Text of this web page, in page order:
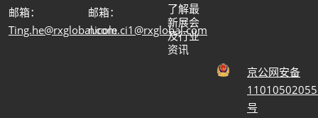
邮箱：
Ting.he@rxglobal.com
邮箱：
nicole.ci1@rxglobal.com
了解最
新展会
及行业
资讯
京公网安备
号